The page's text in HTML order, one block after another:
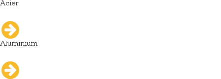
Acier
Aluminium